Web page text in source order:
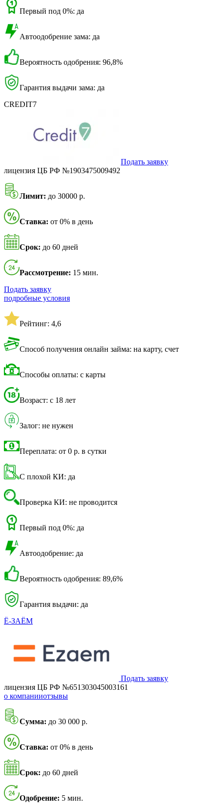
Первый под 0%: да
Автоодобрение зама: да
Вероятность одобрения: 96,8%
Гарантия выдачи зама: да
CREDIT7
Подать заявку
лицензия ЦБ РФ №1903475009492
Лимит: до 30000 р.
Ставка: от 0% в день
Срок: до 60 дней
Рассмотрение: 15 мин.
Подать заявку
подробные условия
Рейтинг: 4,6
Способ получения онлайн займа: на карту, счет
Способы оплаты: с карты
Возраст: с 18 лет
Залог: не нужен
Переплата: от 0 р. в сутки
С плохой КИ: да
Проверка КИ: не проводится
Первый под 0%: да
Автоодобрение: да
Вероятность одобрения: 89,6%
Гарантия выдачи: да
Ё-ЗАЁМ
Подать заявку
лицензия ЦБ РФ №651303045003161
о компанииотзывы
Сумма: до 30 000 р.
Ставка: от 0% в день
Срок: до 60 дней
Одобрение: 5 мин.